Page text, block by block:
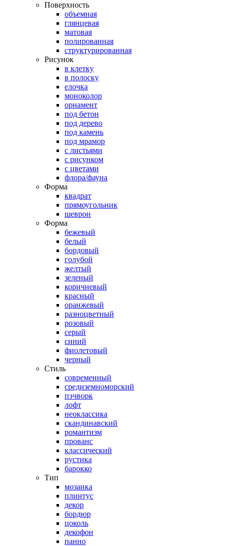
Поверхность
объемная
глянцевая
матовая
полированная
структурированная
Рисунок
в клетку
в полоску
елочка
моноколор
орнамент
под бетон
под дерево
под камень
под мрамор
с листьями
с рисунком
с цветами
флора/фауна
Форма
квадрат
прямоугольник
шеврон
Форма
бежевый
белый
бордовый
голубой
желтый
зеленый
коричневый
красный
оранжевый
разноцветный
розовый
серый
синий
фиолетовый
черный
Стиль
современный
средиземноморский
пэчворк
лофт
неоклассика
скандинавский
романтизм
прованс
классический
рустика
барокко
Тип
мозаика
плинтус
декор
бордюр
цоколь
декофон
панно